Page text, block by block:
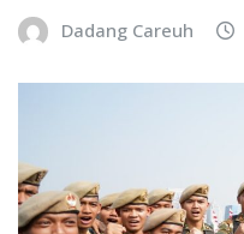
Dadang Careuh